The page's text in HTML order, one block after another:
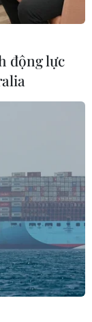
văn
lạc với phía
Kim Jong-un,
lạc liên Triều
động lực